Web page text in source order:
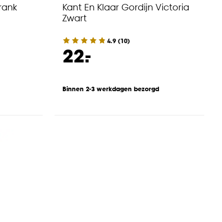
Kant En Klaar Gordijn Victoria
Zwart
4.9 (10)
22.
-
Binnen 2-3 werkdagen bezorgd